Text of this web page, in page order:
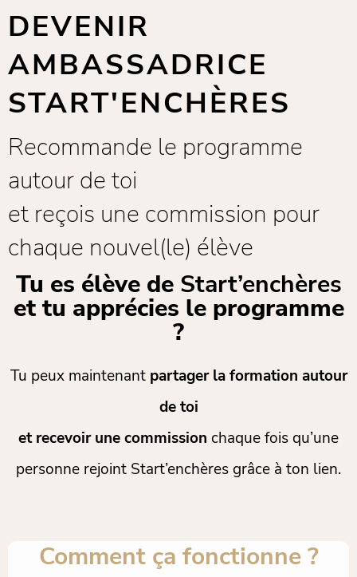
DEVENIR
AMBASSADRICE
START'ENCHÈRES
Recommande le programme
autour de toi
et reçois une commission pour
chaque nouvel(le) élève
Tu es élève de Start’enchères
et tu apprécies le programme
?
Tu peux maintenant partager la formation autour
de toi
et recevoir une commission chaque fois qu’une
personne rejoint Start’enchères grâce à ton lien.
Comment ça fonctionne ?